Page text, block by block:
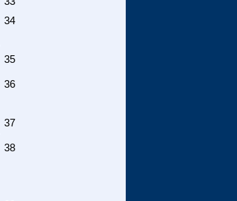
34
35
36
37
38